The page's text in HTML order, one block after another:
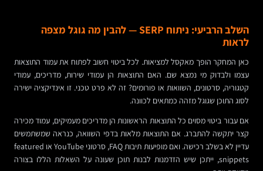
השלב הרביעי: ניתוח SERP — להבין מה גוגל מצפה
לראות
כאן המחקר הופך מאקסל למציאות. לכל ביטוי חשוב לפתוח את עמוד התוצאות
עצמו ולבדוק מי נמצא שם. האם התוצאות הן עמודי שירות, מדריכים, עמודי
קטגוריה, סרטונים, השוואות או פורומים? זה לא פרט טכני. זו אינדיקציה ישירה
לסוג התוכן שגוגל מזהה כמתאים לכוונה.
אם עבור ביטוי מסוים כל התוצאות הראשונות הן מדריכים מעמיקים, עמוד מכירה
קצר יתקשה להתברג. אם התוצאות מלאות בדפי השוואה, כנראה שמשתמשים
עדיין לא בשלב רכישה. ואם מופיעות תיבות FAQ, סרטוני YouTube או featured
snippets, ייתכן שיש הזדמנות לבנות תוכן שעונה על השאלות הללו בצורה